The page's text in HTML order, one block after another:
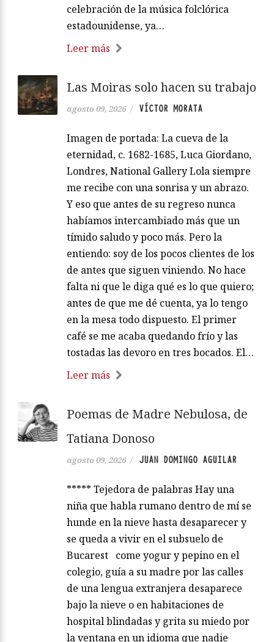
celebración de la música folclórica
estadounidense, ya…
Leer más
Las Moiras solo hacen su trabajo
agosto 09, 2026 / VÍCTOR MORATA
Imagen de portada: La cueva de la
eternidad, c. 1682-1685, Luca Giordano,
Londres, National Gallery Lola siempre
me recibe con una sonrisa y un abrazo.
Y eso que antes de su regreso nunca
habíamos intercambiado más que un
tímido saludo y poco más. Pero la
entiendo: soy de los pocos clientes de los
de antes que siguen viniendo. No hace
falta ni que le diga qué es lo que quiero;
antes de que me dé cuenta, ya lo tengo
en la mesa todo dispuesto. El primer
café se me acaba quedando frío y las
tostadas las devoro en tres bocados. El…
Leer más
Poemas de Madre Nebulosa, de
Tatiana Donoso
agosto 09, 2026 / JUAN DOMINGO AGUILAR
***** Tejedora de palabras Hay una
niña que habla rumano dentro de mí se
hunde en la nieve hasta desaparecer y
se queda a vivir en el subsuelo de
Bucarest come yogur y pepino en el
colegio, guía a su madre por las calles
de una lengua extranjera desaparece
bajo la nieve o en habitaciones de
hospital blindadas y grita su miedo por
la ventana en un idioma que nadie